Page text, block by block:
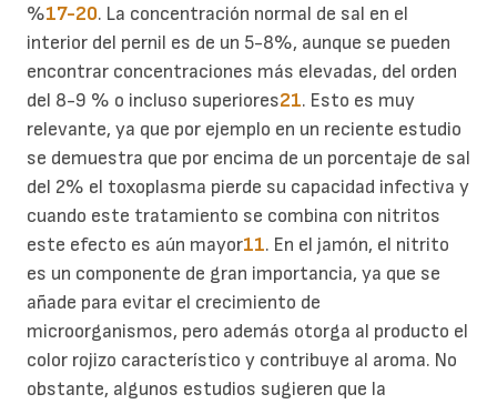
%17-20. La concentración normal de sal en el
interior del pernil es de un 5-8%, aunque se pueden
encontrar concentraciones más elevadas, del orden
del 8-9 % o incluso superiores21. Esto es muy
relevante, ya que por ejemplo en un reciente estudio
se demuestra que por encima de un porcentaje de sal
del 2% el toxoplasma pierde su capacidad infectiva y
cuando este tratamiento se combina con nitritos
este efecto es aún mayor11. En el jamón, el nitrito
es un componente de gran importancia, ya que se
añade para evitar el crecimiento de
microorganismos, pero además otorga al producto el
color rojizo característico y contribuye al aroma. No
obstante, algunos estudios sugieren que la